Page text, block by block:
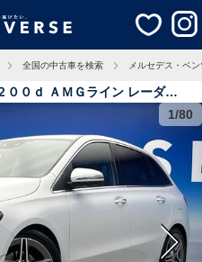
全国の中古車を検索 メルセデス・ベ
００ｄ ＡＭＧライン レーダー
ＰＫＧ アドバンスドＰＫＧ ヘッ
ート 前席シートヒーター 全周
トハイビーム 禁煙車 5.5万Km
1/80